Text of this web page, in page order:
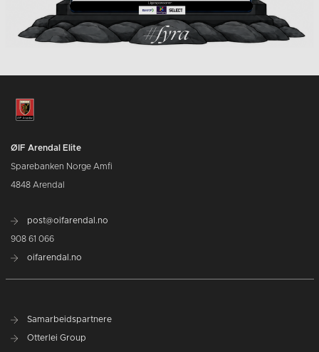
ØIF Arendal Elite
Sparebanken Norge Amfi
4848 Arendal
post@oifarendal.no
908 61 066
oifarendal.no
Samarbeidspartnere
Otterlei Group